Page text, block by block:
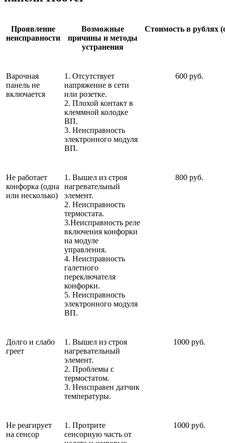
Проявление
неисправности
Возможные
причины и методы
устранения
Стоимость в рублях
Варочная
панель не
включается
1. Отсутствует
напряжение в сети
или розетке.
2. Плохой контакт в
клеммной колодке
ВП.
3. Неисправность
электронного модуля
ВП.
600 руб.
Не работает
конфорка (одна
или несколько)
1. Вышел из строя
нагревательный
элемент.
2. Неисправность
термостата.
3.Неисправность реле
включения конфорки
на модуле
управления.
4. Неисправность
галетного
переключателя
конфорки.
5. Неисправность
электронного модуля
ВП.
800 руб.
Долго и слабо
греет
1. Вышел из строя
нагревательный
элемент.
2. Проблемы с
термостатом.
3. Неисправен датчик
температуры.
1000 руб.
Не реагирует
на сенсор
1. Протрите
сенсорную часть от
1000 руб.